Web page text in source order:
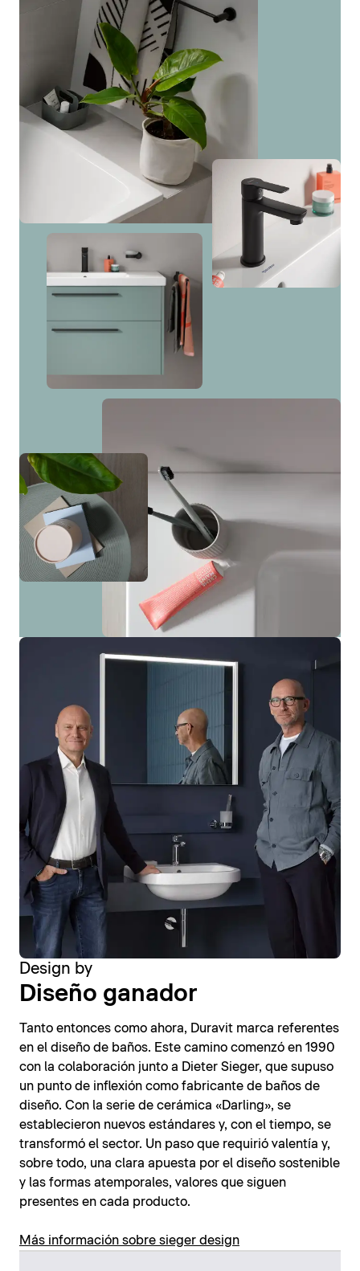
Design by
Diseño ganador
Tanto entonces como ahora, Duravit marca referentes
en el diseño de baños. Este camino comenzó en 1990
con la colaboración junto a Dieter Sieger, que supuso
un punto de inflexión como fabricante de baños de
diseño. Con la serie de cerámica «Darling», se
establecieron nuevos estándares y, con el tiempo, se
transformó el sector. Un paso que requirió valentía y,
sobre todo, una clara apuesta por el diseño sostenible
y las formas atemporales, valores que siguen
presentes en cada producto.
Más información sobre sieger design